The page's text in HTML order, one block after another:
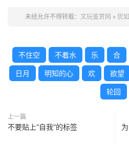
未经允许不得转载： 文玩鉴赏网 » 犹
不住空 不着水 乐 合
日月 明知的心 欢 欲望
轮回
上一篇
不要贴上“自我”的标签